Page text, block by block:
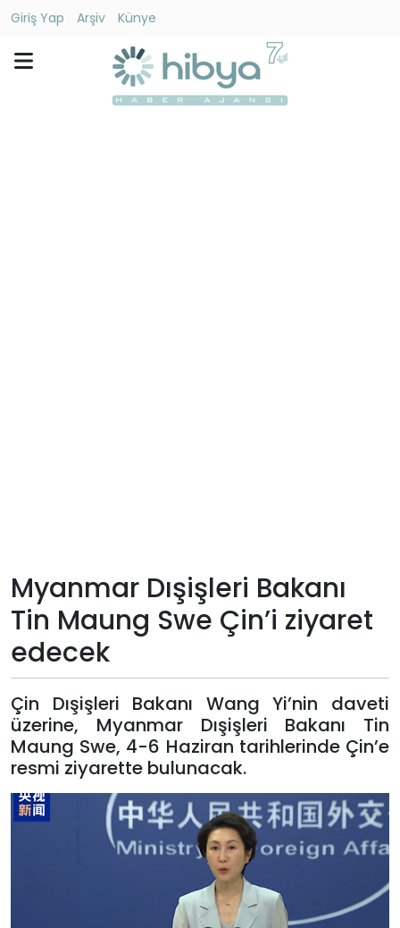
Giriş Yap Arşiv
Künye
Künye
Giriş
Yap
Myanmar Dışişleri Bakanı
Tin Maung Swe Çin’i ziyaret
edecek
Çin Dışişleri Bakanı Wang Yi’nin daveti
üzerine, Myanmar Dışişleri Bakanı Tin
Maung Swe, 4-6 Haziran tarihlerinde Çin’e
resmi ziyarette bulunacak.